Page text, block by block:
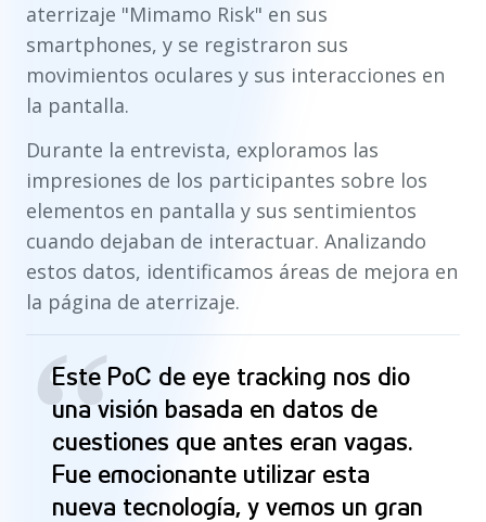
aterrizaje "Mimamo Risk" en sus
smartphones, y se registraron sus
movimientos oculares y sus interacciones en
la pantalla.
Durante la entrevista, exploramos las
impresiones de los participantes sobre los
elementos en pantalla y sus sentimientos
cuando dejaban de interactuar. Analizando
estos datos, identificamos áreas de mejora en
la página de aterrizaje.
“
Este PoC de eye tracking nos dio
una visión basada en datos de
cuestiones que antes eran vagas.
Fue emocionante utilizar esta
nueva tecnología, y vemos un gran